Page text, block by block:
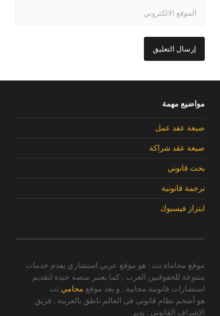
مواضيع مهمة
صيغة عقد عمل
صيغة عقد شراكة
بحث قانوني
ترجمة قانونية
ابتزاز فيسبوك
موقع محاماة نت : هو موقع عربي استشاري يقدم خدمات
متنوعة للحقوقيين العرب , كما يعتبر منصة جيدة لتقديم
استشارات قانونية مجانية , و يعد موقع محامي نت
هو أضخم نظام قانوني في العالم ناطق بالعربية . فريق
الإشراف القانوني : يدير